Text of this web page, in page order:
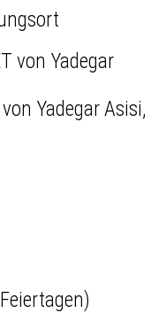
von Yadegar Asisi,